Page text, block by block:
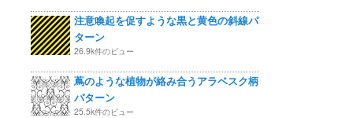
注意喚起を促すような黒と黄色の斜線パ
ターン
26.9k件のビュー
蔦のような植物が絡み合うアラベスク柄
パターン
25.5k件のビュー